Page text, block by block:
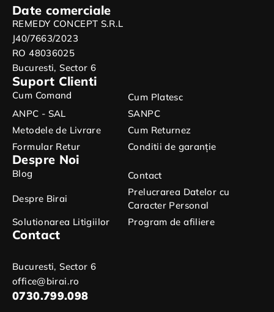
Date comerciale
REMEDY CONCEPT S.R.L
J40/7663/2023
RO 48036025
Bucuresti, Sector 6
Suport Clienti
Cum Comand
Cum Platesc
ANPC - SAL
SANPC
Metodele de Livrare
Cum Returnez
Formular Retur
Conditii de garanție
Despre Noi
Blog
Contact
Despre Birai
Prelucrarea Datelor cu
Caracter Personal
Solutionarea Litigiilor
Program de afiliere
Contact
Bucuresti, Sector 6
office@birai.ro
0730.799.098